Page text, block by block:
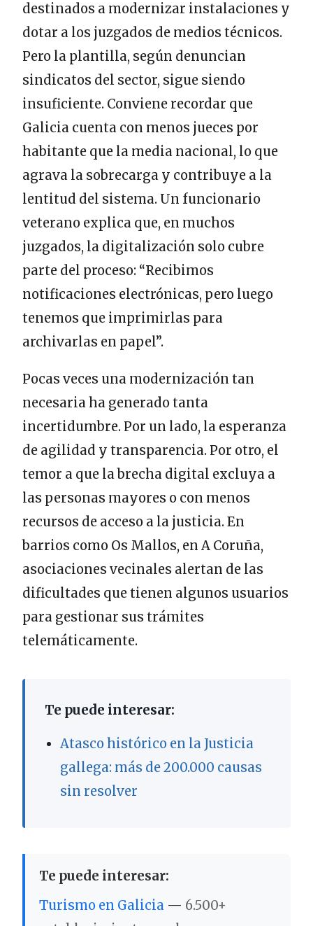
destinados a modernizar instalaciones y
dotar a los juzgados de medios técnicos.
Pero la plantilla, según denuncian
sindicatos del sector, sigue siendo
insuficiente. Conviene recordar que
Galicia cuenta con menos jueces por
habitante que la media nacional, lo que
agrava la sobrecarga y contribuye a la
lentitud del sistema. Un funcionario
veterano explica que, en muchos
juzgados, la digitalización solo cubre
parte del proceso: “Recibimos
notificaciones electrónicas, pero luego
tenemos que imprimirlas para
archivarlas en papel”.
Pocas veces una modernización tan
necesaria ha generado tanta
incertidumbre. Por un lado, la esperanza
de agilidad y transparencia. Por otro, el
temor a que la brecha digital excluya a
las personas mayores o con menos
recursos de acceso a la justicia. En
barrios como Os Mallos, en A Coruña,
asociaciones vecinales alertan de las
dificultades que tienen algunos usuarios
para gestionar sus trámites
telemáticamente.
Te puede interesar:
Atasco histórico en la Justicia
gallega: más de 200.000 causas
sin resolver
Te puede interesar:
Turismo en Galicia — 6.500+